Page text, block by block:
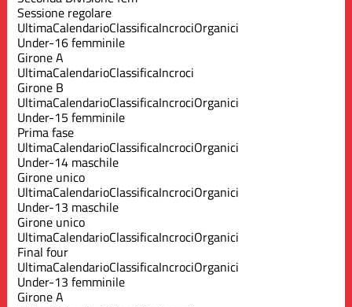
Sessione regolare
UltimaCalendarioClassificaIncrociOrganici
Under-16 femminile
Girone A
UltimaCalendarioClassificaIncroci
Girone B
UltimaCalendarioClassificaIncrociOrganici
Under-15 femminile
Prima fase
UltimaCalendarioClassificaIncrociOrganici
Under-14 maschile
Girone unico
UltimaCalendarioClassificaIncrociOrganici
Under-13 maschile
Girone unico
UltimaCalendarioClassificaIncrociOrganici
Final four
UltimaCalendarioClassificaIncrociOrganici
Under-13 femminile
Girone A